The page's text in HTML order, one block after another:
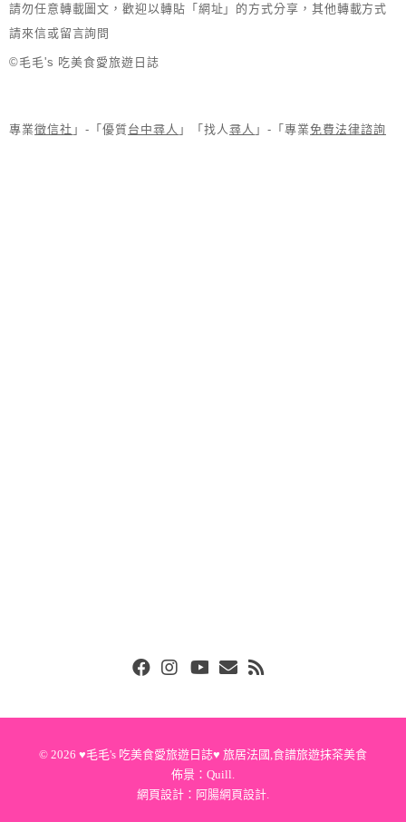
請勿任意轉載圖文，歡迎以轉貼「網址」的方式分享，其他轉載方式
請來信或留言詢問
©毛毛's 吃美食愛旅遊日誌
專業徵信社 」-「優質台中尋人 」「找人 尋人 」-「專業免費法律諮詢
© 2026 ♥毛毛's 吃美食愛旅遊日誌♥ 旅居法國,食譜旅遊抹茶美食
佈景： Quill
網頁設計： 阿腸網頁設計